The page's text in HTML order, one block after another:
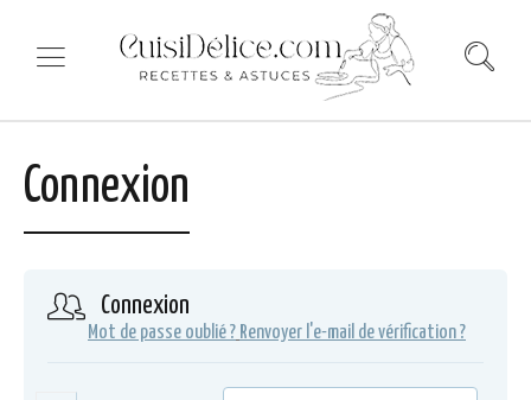
Connexion
Connexion
Mot de passe oublié ? Renvoyer l'e-mail de vérification ?